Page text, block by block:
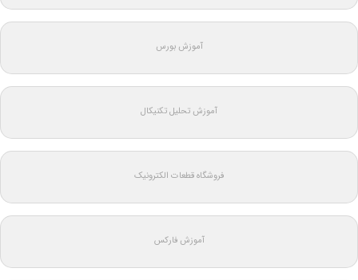
آموزش بورس
آموزش تحلیل تکنیکال
فروشگاه قطعات الکترونیک
آموزش فارکس